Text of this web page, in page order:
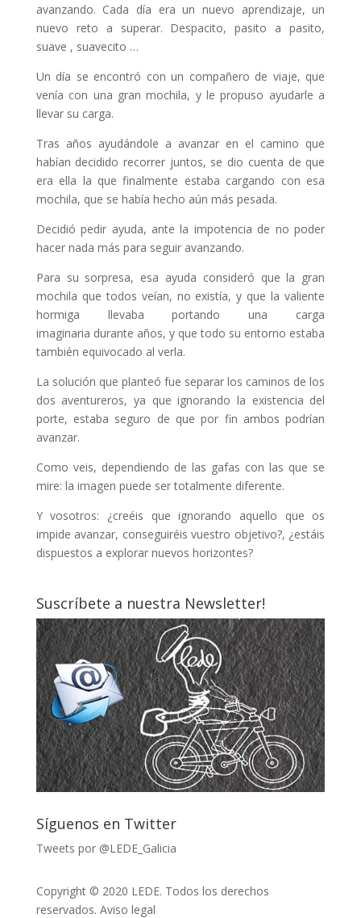
avanzando. Cada día era un nuevo aprendizaje, un
nuevo reto a superar. Despacito, pasito a pasito,
suave , suavecito …
Un día se encontró con un compañero de viaje, que
venía con una gran mochila, y le propuso ayudarle a
llevar su carga.
Tras años ayudándole a avanzar en el camino que
habían decidido recorrer juntos, se dio cuenta de que
era ella la que finalmente estaba cargando con esa
mochila, que se había hecho aún más pesada.
Decidió pedir ayuda, ante la impotencia de no poder
hacer nada más para seguir avanzando.
Para su sorpresa, esa ayuda consideró que la gran
mochila que todos veían, no existía, y que la valiente
hormiga llevaba portando una carga
imaginaria durante años, y que todo su entorno estaba
también equivocado al verla.
La solución que planteó fue separar los caminos de los
dos aventureros, ya que ignorando la existencia del
porte, estaba seguro de que por fin ambos podrían
avanzar.
Como veis, dependiendo de las gafas con las que se
mire: la imagen puede ser totalmente diferente.
Y vosotros: ¿creéis que ignorando aquello que os
impide avanzar, conseguiréis vuestro objetivo?, ¿estáis
dispuestos a explorar nuevos horizontes?
Suscríbete a nuestra Newsletter!
Síguenos en Twitter
Tweets por @LEDE_Galicia
Copyright © 2020 LEDE. Todos los derechos
reservados. Aviso legal